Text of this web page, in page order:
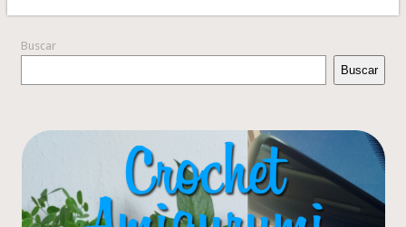
Buscar
Buscar